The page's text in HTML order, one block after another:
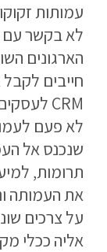
עמותות
לא בקשר עם
הארגונים
חייבים
CRM לעסקים יכולה להתאים גם לעמותות.
לא פעם
שנכנס אל
תרומות,
על צרכים
אליה ככלי